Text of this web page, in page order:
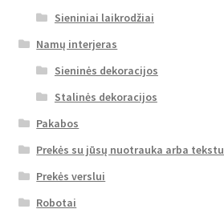
Sieniniai laikrodžiai
Namų interjeras
Sieninės dekoracijos
Stalinės dekoracijos
Pakabos
Prekės su jūsų nuotrauka arba tekstu
Prekės verslui
Robotai